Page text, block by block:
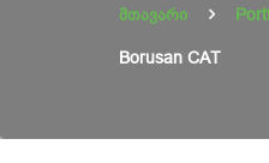
მთავარი
Borusan CAT